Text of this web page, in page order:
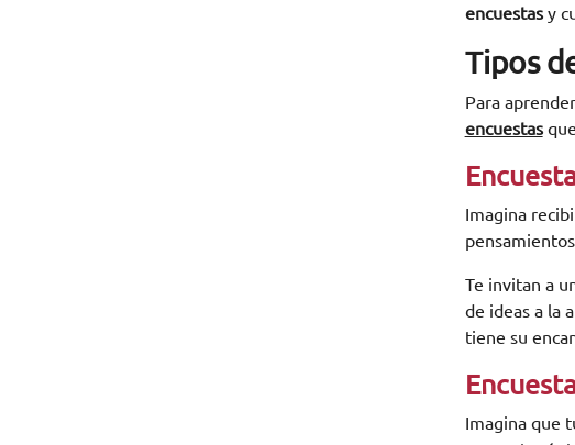
encuestasy
Tipos
Para
encuestas
Imagina
Te invitan a
de ideas a la
tiene su
Imagina que